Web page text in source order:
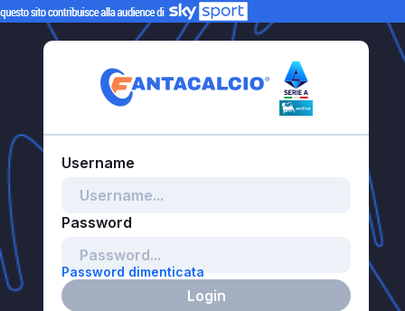
Password dimenticata
Login